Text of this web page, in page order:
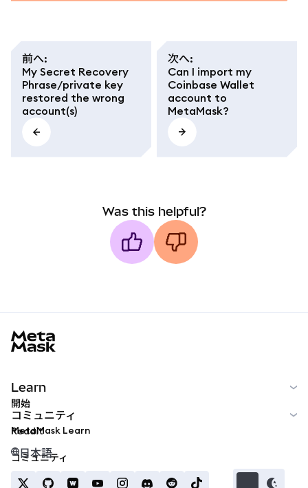
前へ:
My Secret Recovery
Phrase/private key
restored the wrong
account(s)
次へ:
Can I import my
Coinbase Wallet
account to
MetaMask?
Was this helpful?
Learn
開始
MetaMask Learn
コミュニティ
Reddit
コミュニティ
日本語